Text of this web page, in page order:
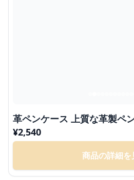
革ペンケース 上質な革製ペ
¥2,540
商品の詳細を